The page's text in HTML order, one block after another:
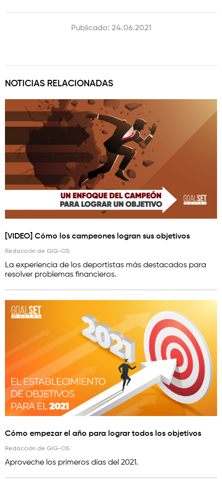
Publicado: 24.06.2021
NOTICIAS RELACIONADAS
[VIDEO] Cómo los campeones logran sus objetivos
Redacción de GIG-OS
La experiencia de los deportistas más destacados para
resolver problemas financieros.
Cómo empezar el año para lograr todos los objetivos
Redacción de GIG-OS
Aproveche los primeros días del 2021.